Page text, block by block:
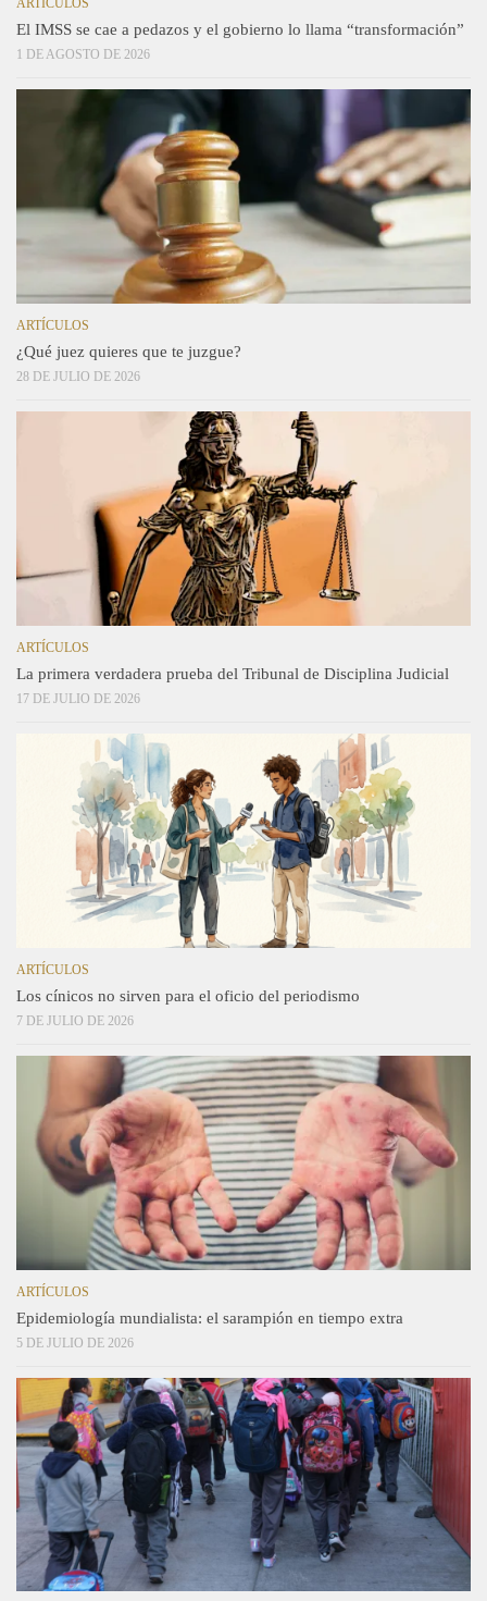
El IMSS se cae a pedazos y el gobierno lo llama “transformación”
1 DE AGOSTO DE 2026
ARTÍCULOS
¿Qué juez quieres que te juzgue?
28 DE JULIO DE 2026
ARTÍCULOS
La primera verdadera prueba del Tribunal de Disciplina Judicial
17 DE JULIO DE 2026
ARTÍCULOS
Los cínicos no sirven para el oficio del periodismo
7 DE JULIO DE 2026
ARTÍCULOS
Epidemiología mundialista: el sarampión en tiempo extra
5 DE JULIO DE 2026